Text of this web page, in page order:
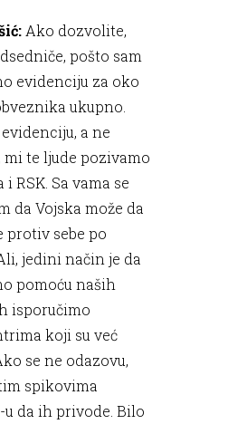
Ako dozvolite,
pošto sam
evidenciju za oko
ukupno.
a ne
mi te ljude pozivamo
RSK. Sa vama se
da Vojska može da
protiv sebe po
jedini način je da
pomoću naših
isporučimo
koji su već
se ne odazovu,
spikovima
da ih privode. Bilo